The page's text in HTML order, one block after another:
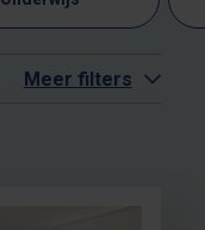
Meer filters